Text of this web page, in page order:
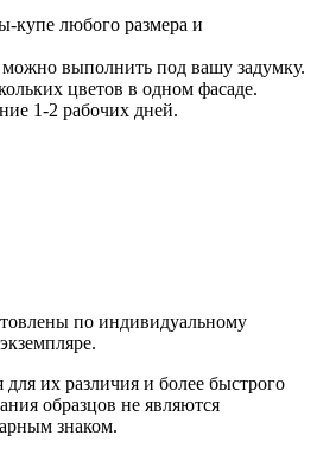
купе любого размера и
можно выполнить под вашу задумку.
цветов в одном фасаде.
1-2 рабочих дней.
по индивидуальному
их различия и более быстрого
образцов не являются
знаком.